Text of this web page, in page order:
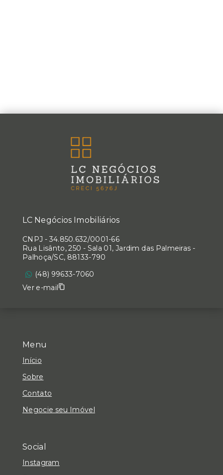
Menu
Início
Sobre
Contato
Negocie seu Imóvel
Social
Instagram
LC Negócios Imobiliários
CNPJ - 34.850.632/0001-66
Rua Lisânto, 250 - Sala 01, Jardim das Palmeiras -
Palhoça/SC, 88133-790
(48) 99633-7060
Ver e-mail